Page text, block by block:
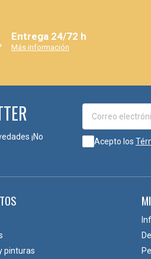
Entrega 24/72 h
Más información
¡No
Acepto los
pinturas